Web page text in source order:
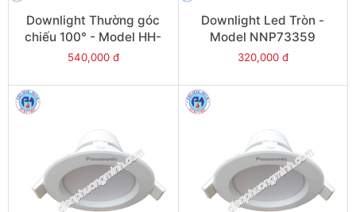
Downlight Thường góc
chiếu 100° - Model HH-
LD40501K19
540,000 đ
Downlight Led Tròn -
Model NNP73359
320,000 đ